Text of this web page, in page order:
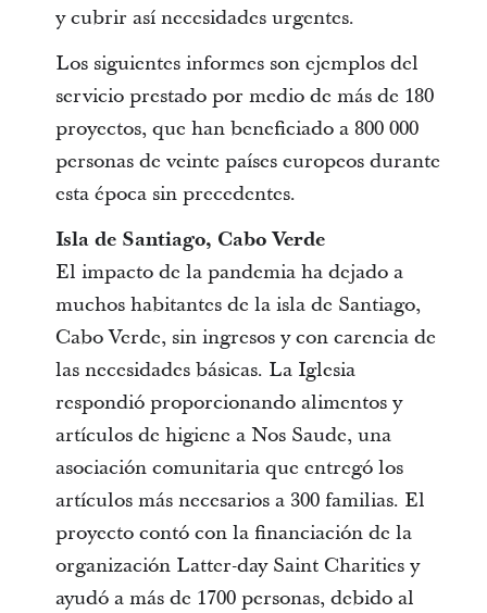
y cubrir así necesidades urgentes.
Los siguientes informes son ejemplos del
servicio prestado por medio de más de 180
proyectos, que han beneficiado a 800 000
personas de veinte países europeos durante
esta época sin precedentes.
Isla de Santiago, Cabo Verde
El impacto de la pandemia ha dejado a
muchos habitantes de la isla de Santiago,
Cabo Verde, sin ingresos y con carencia de
las necesidades básicas. La Iglesia
respondió proporcionando alimentos y
artículos de higiene a Nos Saude, una
asociación comunitaria que entregó los
artículos más necesarios a 300 familias. El
proyecto contó con la financiación de la
organización Latter-day Saint Charities y
ayudó a más de 1700 personas, debido al